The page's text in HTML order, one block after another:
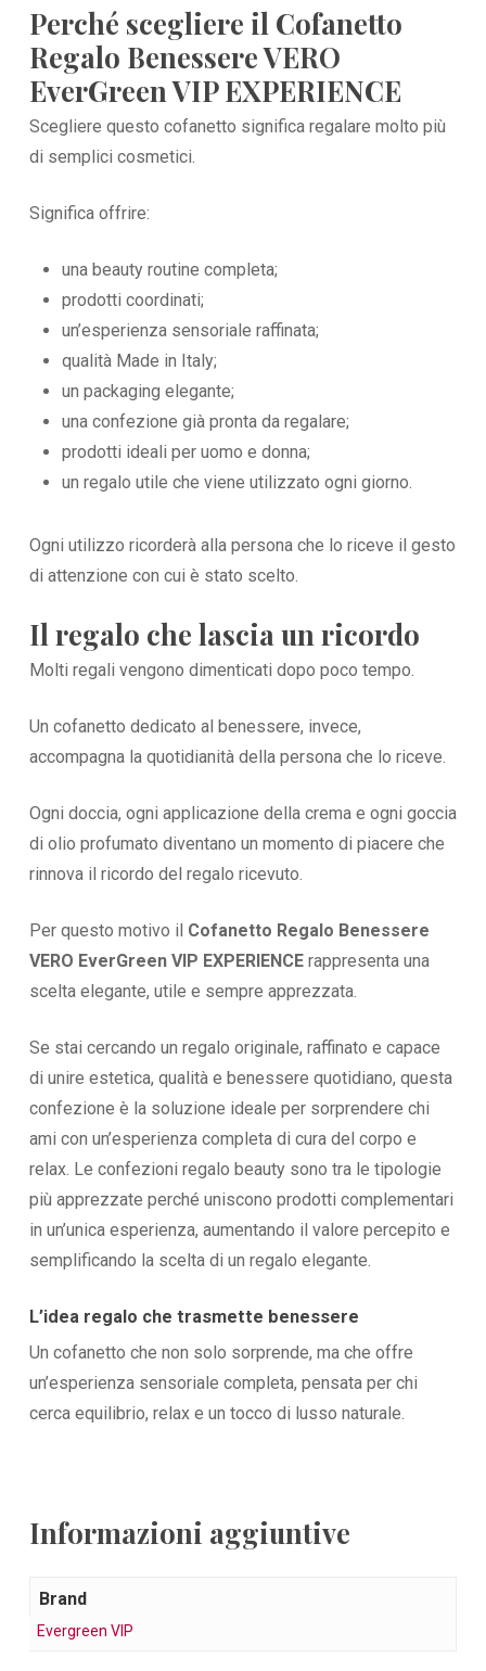
Perché scegliere il Cofanetto
Regalo Benessere VERO
EverGreen VIP EXPERIENCE
Scegliere questo cofanetto significa regalare molto più
di semplici cosmetici.
Significa offrire:
una beauty routine completa;
prodotti coordinati;
un’esperienza sensoriale raffinata;
qualità Made in Italy;
un packaging elegante;
una confezione già pronta da regalare;
prodotti ideali per uomo e donna;
un regalo utile che viene utilizzato ogni giorno.
Ogni utilizzo ricorderà alla persona che lo riceve il gesto
di attenzione con cui è stato scelto.
Il regalo che lascia un ricordo
Molti regali vengono dimenticati dopo poco tempo.
Un cofanetto dedicato al benessere, invece,
accompagna la quotidianità della persona che lo riceve.
Ogni doccia, ogni applicazione della crema e ogni goccia
di olio profumato diventano un momento di piacere che
rinnova il ricordo del regalo ricevuto.
Per questo motivo il Cofanetto Regalo Benessere
VERO EverGreen VIP EXPERIENCErappresenta una
scelta elegante, utile e sempre apprezzata.
Se stai cercando un regalo originale, raffinato e capace
di unire estetica, qualità e benessere quotidiano, questa
confezione è la soluzione ideale per sorprendere chi
ami con un’esperienza completa di cura del corpo e
relax. Le confezioni regalo beauty sono tra le tipologie
più apprezzate perché uniscono prodotti complementari
in un’unica esperienza, aumentando il valore percepito e
semplificando la scelta di un regalo elegante.
L’idea regalo che trasmette benessere
Un cofanetto che non solo sorprende, ma che offre
un’esperienza sensoriale completa, pensata per chi
cerca equilibrio, relax e un tocco di lusso naturale.
Informazioni aggiuntive
Brand
Evergreen VIP